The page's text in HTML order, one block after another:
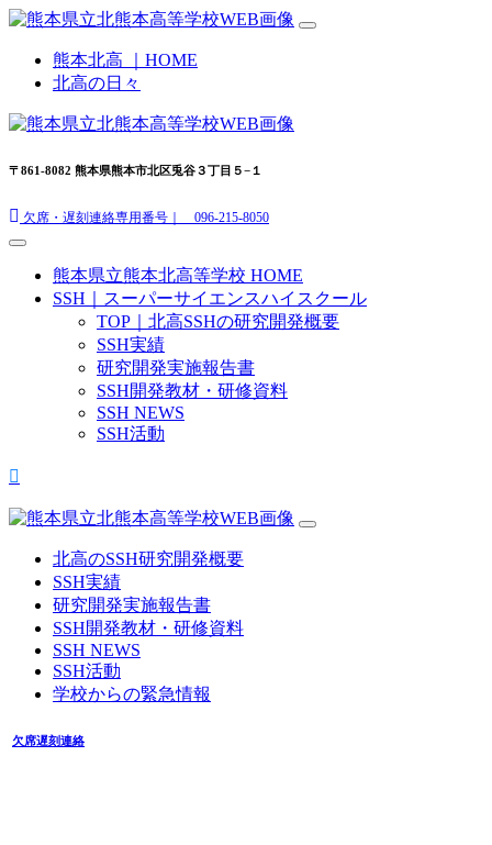
熊本北高 ｜HOME
北高の日々
〒861-8082 熊本県熊本市北区兎谷３丁目５−１
欠席・遅刻連絡専用番号｜ 096-215-8050
熊本県立熊本北高等学校 HOME
SSH｜スーパーサイエンスハイスクール
TOP｜北高SSHの研究開発概要
SSH実績
研究開発実施報告書
SSH開発教材・研修資料
SSH NEWS
SSH活動
北高のSSH研究開発概要
SSH実績
研究開発実施報告書
SSH開発教材・研修資料
SSH NEWS
SSH活動
学校からの緊急情報
欠席遅刻連絡